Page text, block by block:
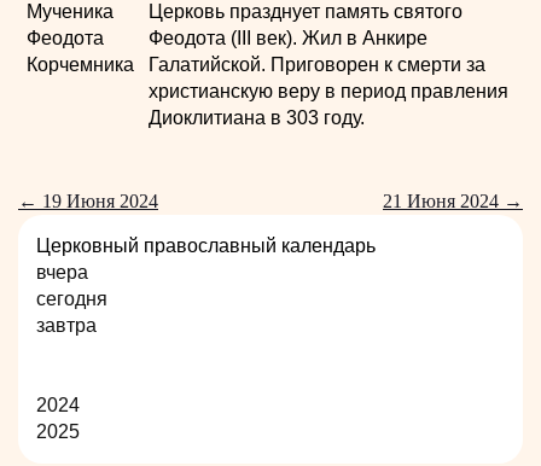
Мученика
Феодота
Корчемника
Церковь празднует память святого
Феодота (III век). Жил в Анкире
Галатийской. Приговорен к смерти за
христианскую веру в период правления
Диоклитиана в 303 году.
← 19 Июня 2024 21 Июня 2024 →
Церковный православный календарь
вчера
сегодня
завтра
2024
2025